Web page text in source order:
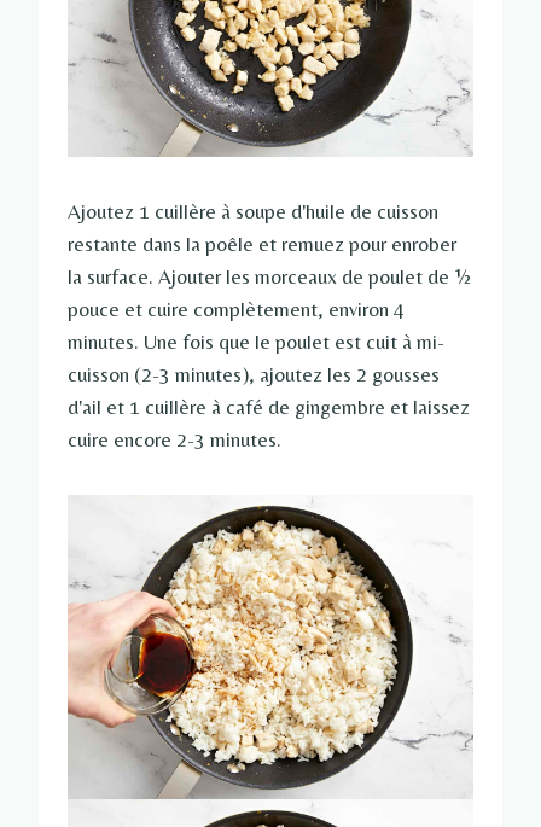
Ajoutez 1 cuillère à soupe d'huile de cuisson
restante dans la poêle et remuez pour enrober
la surface. Ajouter les morceaux de poulet de ½
pouce et cuire complètement, environ 4
minutes. Une fois que le poulet est cuit à mi-
cuisson (2-3 minutes), ajoutez les 2 gousses
d'ail et 1 cuillère à café de gingembre et laissez
cuire encore 2-3 minutes.